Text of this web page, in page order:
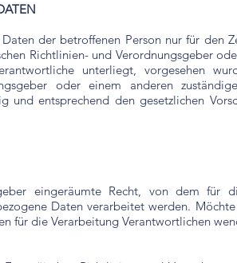
der betroffenen Person nur für den
Richtlinien- und Verordnungsgeber
unterliegt, vorgesehen
oder einem anderen
und entsprechend den gesetzlichen
eingeräumte Recht, von dem für
Daten verarbeitet werden.
für die Verarbeitung Verantwortlichen